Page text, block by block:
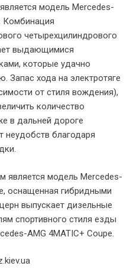
модель Mercedes-
Комбинация
четырехцилиндрового
выдающимися
которые удачно
Запас хода на электротяге
от стиля вождения),
количество
в дальней дороге
неудобств благодаря
является модель Mercedes-
оснащенная гибридными
выпускает дизельные
спортивного стиля езды
AMG 4MATIC+ Coupe.